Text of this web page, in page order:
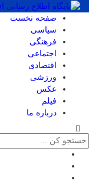
صفحه نخست
سیاسی
فرهنگی
اجتماعی
اقتصادی
ورزشی
عکس
فیلم
درباره ما